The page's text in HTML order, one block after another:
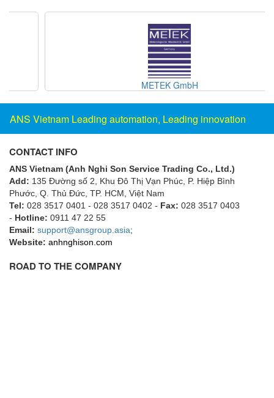
EBMPAPST
ECKERLE
Ecom-EX
ECONEX
Edward
EES
EGE Elektronik
Eilersen Vietnam
Ekstrom-Carlson
METEK GmbH
ANS Vietnam Leading automation, Leading innovation
CONTACT INFO
ANS Vietnam (Anh Nghi Son Service Trading Co., Ltd.)
Add: 135 Đường số 2, Khu Đô Thị Vạn Phúc, P. Hiệp Bình
Phước, Q. Thủ Đức, TP. HCM , Việt Nam
Tel: 028 3517 0401 - 028 3517 0402 - Fax: 028 3517 0403
- Hotline: 0911 47 22 55
Email: support@ansgroup.asia;
Website: anhnghison.com
ROAD TO THE COMPANY